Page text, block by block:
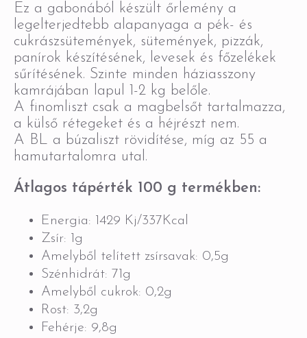
Ez a gabonából készült őrlemény a
legelterjedtebb alapanyaga a pék- és
cukrászsütemények, sütemények, pizzák,
panírok készítésének, levesek és főzelékek
sűrítésének. Szinte minden háziasszony
kamrájában lapul 1-2 kg belőle.
A finomliszt csak a magbelsőt tartalmazza,
a külső rétegeket és a héjrészt nem.
A BL a búzaliszt rövidítése, míg az 55 a
hamutartalomra utal.
Átlagos tápérték 100 g termékben:
Energia: 1429 Kj/337Kcal
Zsír: 1g
Amelyből telített zsírsavak: 0,5g
Szénhidrát: 71g
Amelyből cukrok: 0,2g
Rost: 3,2g
Fehérje: 9,8g